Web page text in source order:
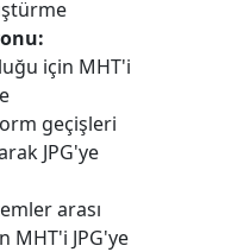
için MHT'i
geçişleri
JPG'ye
arası
MHT'i JPG'ye